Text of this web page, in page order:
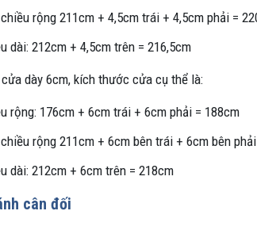
rộng 211cm + 4,5cm trái + 4,5cm phải =
dài: 212cm + 4,5cm trên = 216,5cm
dày 6cm, kích thước cửa cụ thể là:
rộng: 176cm + 6cm trái + 6cm phải = 188cm
rộng 211cm + 6cm bên trái + 6cm bên
dài: 212cm + 6cm trên = 218cm
cân đối